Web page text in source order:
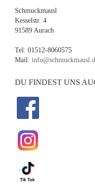
Schmuckmausl
Kesselstr. 4
91589 Aurach
Tel: 01512-8060575
Mail:
DU FINDEST UNS